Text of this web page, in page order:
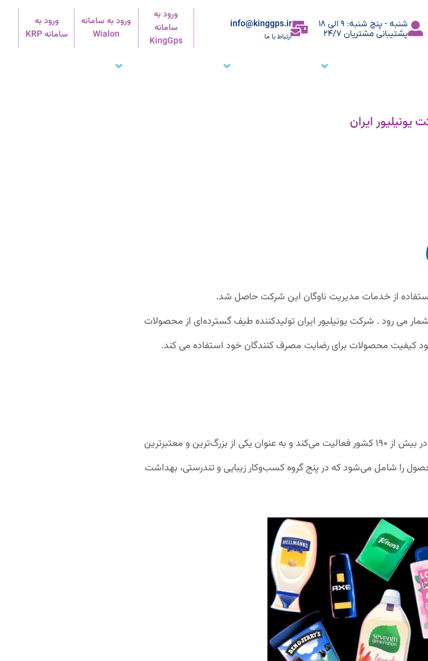
شنبه - پنج شنبه: 9 الی 18
پشتیبانی مشتریان 24/7
info@kinggps.ir
ارتباط با ما
ورود به
سامانه
KingGps
ورود به سامانه
Wialon
ورود به
سامانه KRP
ایران
استفاده از خدمات مدیریت ناوگان این شرکت حاصل شد.
می رود . شرکت یونیلیور ایران تولیدکننده طیف گسترده‌ای از محصولات
کیفیت محصولات برای رضایت مصرف کنندگان خود استفاده می کند.
شرکت یونیلیور با قدمتی بیش از ۱۰۰ سال، ۱۲۷٬۰۰۰ کارمند، ۲۸۰ کارخانه و مجموعه گسترده برندهای خود در بیش از ۱۹۰ کشور فعالیت می‌کند و به عنوان یکی از بزرگ‌ترین و معتبرترین
پرگردش در جهان شناخته می‌شود. سبد محصولات یونیلیور بالغ بر ۴۰۰ برند محصول را شامل می‌شود که در پنج گروه کسب‌وکار زیبایی و تندرستی، بهداشت